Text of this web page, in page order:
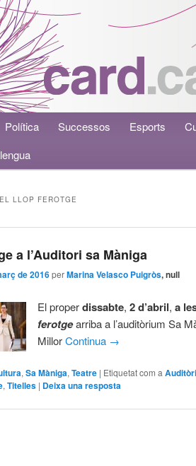
principal
secundari
Política Successos Esports
EL LLOP FEROTGE
a l’Auditori sa Màniga
de 2016 perMarina Velasco Puigròs, null
El properdissabte, 2 d’abril, a
ferotgearriba a l’auditòrium Sa
MillorContinua →
,Sa Màniga,Teatre | Etiquetat com a
,Titelles | Deixa una resposta